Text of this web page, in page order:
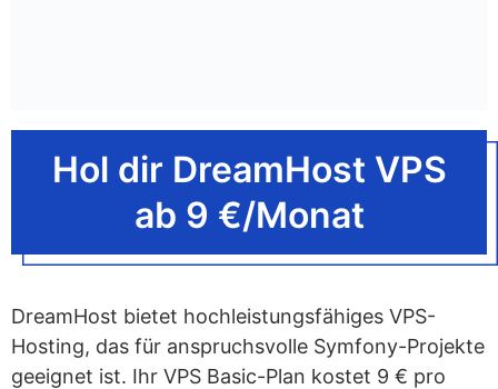
Hol dir DreamHost VPS
ab 9 €/Monat
DreamHost bietet hochleistungsfähiges VPS-
Hosting, das für anspruchsvolle Symfony-Projekte
geeignet ist. Ihr VPS Basic-Plan kostet 9 € pro